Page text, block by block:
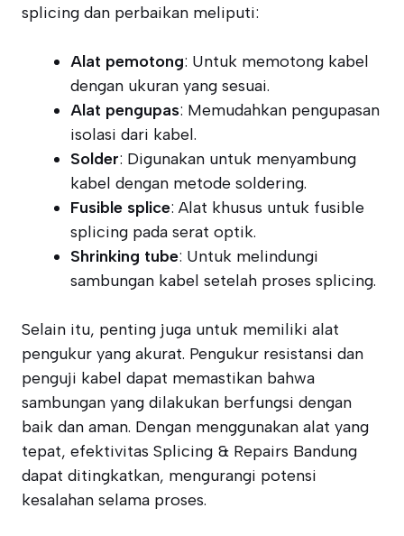
splicing dan perbaikan meliputi:
Alat pemotong: Untuk memotong kabel
dengan ukuran yang sesuai.
Alat pengupas: Memudahkan pengupasan
isolasi dari kabel.
Solder: Digunakan untuk menyambung
kabel dengan metode soldering.
Fusible splice: Alat khusus untuk fusible
splicing pada serat optik.
Shrinking tube: Untuk melindungi
sambungan kabel setelah proses splicing.
Selain itu, penting juga untuk memiliki alat
pengukur yang akurat. Pengukur resistansi dan
penguji kabel dapat memastikan bahwa
sambungan yang dilakukan berfungsi dengan
baik dan aman. Dengan menggunakan alat yang
tepat, efektivitas Splicing & Repairs Bandung
dapat ditingkatkan, mengurangi potensi
kesalahan selama proses.